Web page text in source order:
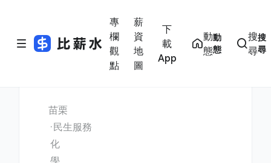
專
欄
觀
點
薪
資
地
圖
下
載
App
動
態
動
態
搜
尋
搜
尋
苗栗
民生服務
化
學